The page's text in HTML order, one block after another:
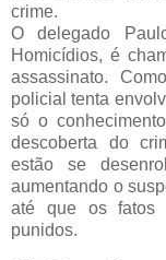
crime.
O delegado
Homicídios, é
assassinato.
policial tenta
só o
descoberta do
estão se
aumentando o
até que os fatos
punidos.